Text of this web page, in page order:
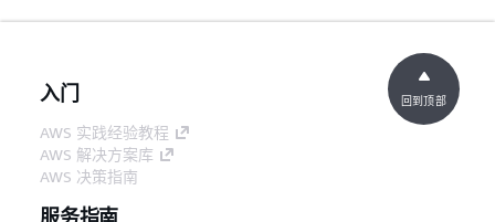
入门
AWS 实践经验教程
AWS 解决方案库
AWS 决策指南
服务指南
回到顶部